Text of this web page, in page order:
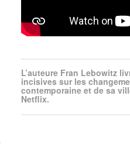
L’auteure Fran Lebowitz
incisives sur les
contemporaine et de sa
Netflix.